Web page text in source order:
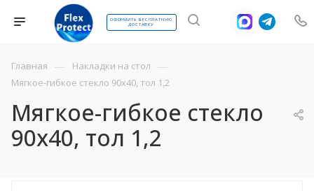
ОФОРМИТЬ БЕСПЛАТНУЮ
ДОСТАВКУ
Главная — Накладки на стол —
Мягкое-гибкое стекло 90х40, тол 1,2
Мягкое-гибкое стекло
90х40, тол 1,2